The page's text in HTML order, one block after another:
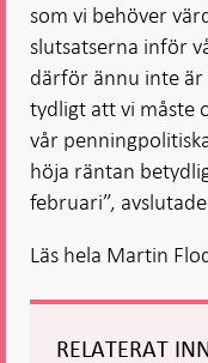
som vi behöver
slutsatserna inför
därför ännu inte
tydligt att vi måste
vår
höja räntan
februari”,
Läs hela Martin
RELATERAT